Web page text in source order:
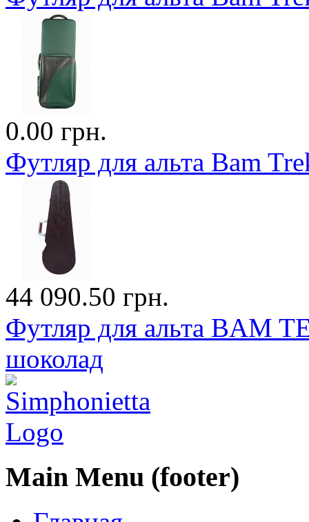
0.00 грн.
Футляр для альта Bam
44 090.50 грн.
Футляр для альта BAM
шоколад
Main Menu (footer)